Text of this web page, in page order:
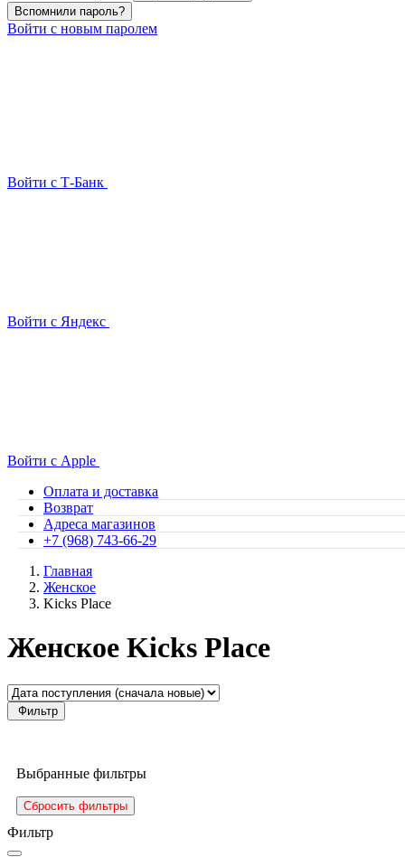
Вспомнили пароль?
Войти с новым паролем
Войти с Т-Банк
Войти с Яндекс
Войти с Apple
Оплата и доставка
Возврат
Адреса магазинов
+7 (968) 743-66-29
Главная
Женское
Kicks Place
Женское Kicks Place
Фильтр
Выбранные фильтры
Сбросить фильтры
Фильтр